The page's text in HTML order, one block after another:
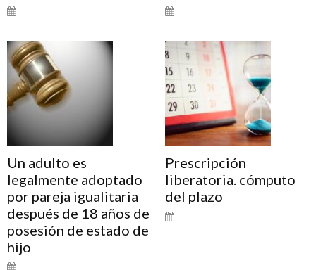
Un adulto es
legalmente adoptado
por pareja igualitaria
después de 18 años de
posesión de estado de
hijo
Prescripción
liberatoria. cómputo
del plazo